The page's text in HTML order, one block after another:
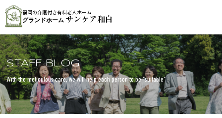
福岡の介護付き有料老人ホーム
グランドホーム サンケア和白
STAFF BLOG
With the meticulous care, we will help each person to be "suitable"